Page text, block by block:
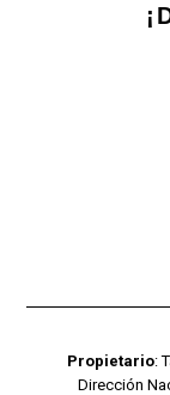
Propietario:
Dirección